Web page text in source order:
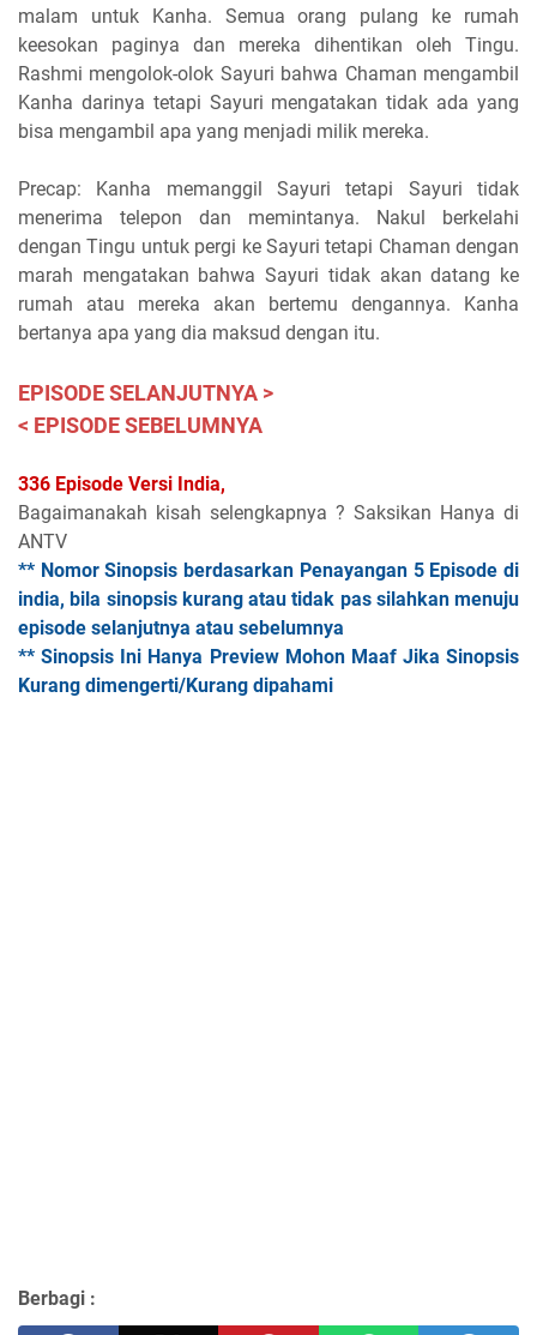
malam untuk Kanha. Semua orang pulang ke rumah
keesokan paginya dan mereka dihentikan oleh Tingu.
Rashmi mengolok-olok Sayuri bahwa Chaman mengambil
Kanha darinya tetapi Sayuri mengatakan tidak ada yang
bisa mengambil apa yang menjadi milik mereka.
Precap: Kanha memanggil Sayuri tetapi Sayuri tidak
menerima telepon dan memintanya. Nakul berkelahi
dengan Tingu untuk pergi ke Sayuri tetapi Chaman dengan
marah mengatakan bahwa Sayuri tidak akan datang ke
rumah atau mereka akan bertemu dengannya. Kanha
bertanya apa yang dia maksud dengan itu.
EPISODE SELANJUTNYA >
< EPISODE SEBELUMNYA
336 Episode Versi India,
Bagaimanakah kisah selengkapnya ? Saksikan Hanya di
ANTV
** Nomor Sinopsis berdasarkan Penayangan 5 Episode di
india, bila sinopsis kurang atau tidak pas silahkan menuju
episode selanjutnya atau sebelumnya
** Sinopsis Ini Hanya Preview Mohon Maaf Jika Sinopsis
Kurang dimengerti/Kurang dipahami
Berbagi :